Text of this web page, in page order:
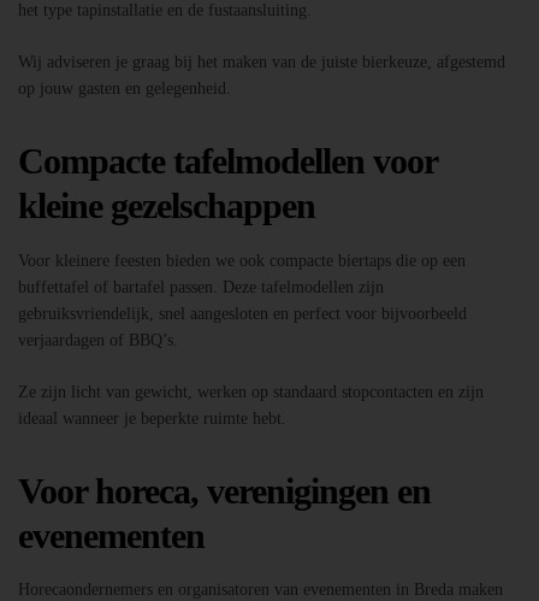
het type tapinstallatie en de fustaansluiting.
Wij adviseren je graag bij het maken van de juiste bierkeuze, afgestemd
op jouw gasten en gelegenheid.
Compacte tafelmodellen voor
kleine gezelschappen
Voor kleinere feesten bieden we ook compacte biertaps die op een
buffettafel of bartafel passen. Deze tafelmodellen zijn
gebruiksvriendelijk, snel aangesloten en perfect voor bijvoorbeeld
verjaardagen of BBQ’s.
Ze zijn licht van gewicht, werken op standaard stopcontacten en zijn
ideaal wanneer je beperkte ruimte hebt.
Voor horeca, verenigingen en
evenementen
Horecaondernemers en organisatoren van evenementen in Breda maken